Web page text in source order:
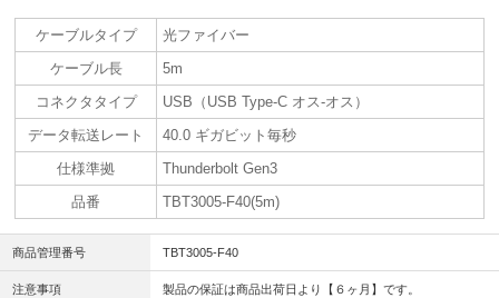
ケーブルタイプ
光ファイバー
ケーブル長
5m
コネクタタイプ
USB（USB Type-C オス-オス）
データ転送レート
40.0 ギガビット毎秒
仕様準拠
Thunderbolt Gen3
品番
TBT3005-F40(5m)
商品管理番号 TBT3005-F40
注意事項
製品の保証は商品出荷日より【６ヶ月】です。